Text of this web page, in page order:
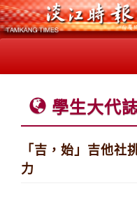
學生大代
「吉，始」吉他社
力